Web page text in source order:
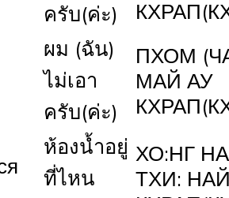
ครับ(ค่ะ)
ผม (ฉัน)
ไม่เอา
ครับ(ค่ะ)
ПХОМ
МАЙ АУ
ห้องน้ำอยู่
ที่ไหน
ХО:НГ
ТХИ: